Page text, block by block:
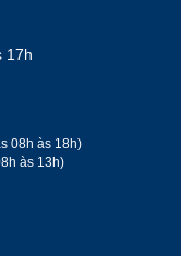
Jun
Jul
17h
08h às 18h)
às 13h)